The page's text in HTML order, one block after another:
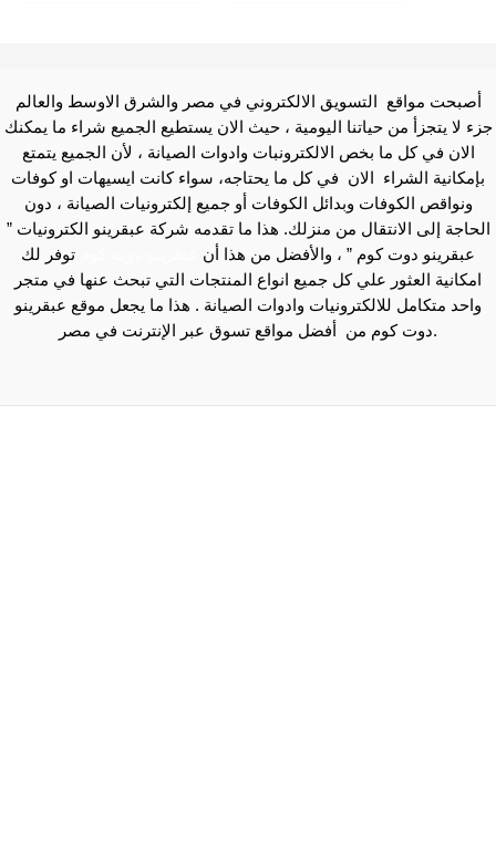
أصبحت مواقع التسويق الالكتروني في مصر والشرق الاوسط والعالم
جزء لا يتجزأ من حياتنا اليومية ، حيث الان يستطيع الجميع شراء ما يمكنك
الان في كل ما بخص الالكترونبات وادوات الصيانة ، لأن الجميع يتمتع
بإمكانية الشراء الان في كل ما يحتاجه، سواء كانت ايسيهات او كوفات
ونواقص الكوفات وبدائل الكوفات أو جميع إلكترونيات الصيانة ، دون
الحاجة إلى الانتقال من منزلك. هذا ما تقدمه شركة عبقرينو الكترونيات ”
عبقرينو دوت كوم ” ، والأفضل من هذا أن
توفر لك
امكانية العثور علي كل جميع انواع المنتجات التي تبحث عنها في متجر
واحد متكامل للالكترونيات وادوات الصيانة . هذا ما يجعل موقع عبقرينو
دوت كوم من أفضل مواقع تسوق عبر الإنترنت في مصر.